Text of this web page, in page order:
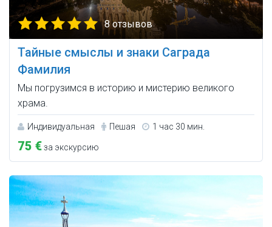
8 отзывов
Тайные смыслы и знаки Саграда
Фамилия
Мы погрузимся в историю и мистерию великого
храма.
Индивидуальная Пешая 1 час 30 мин.
75 €за экскурсию